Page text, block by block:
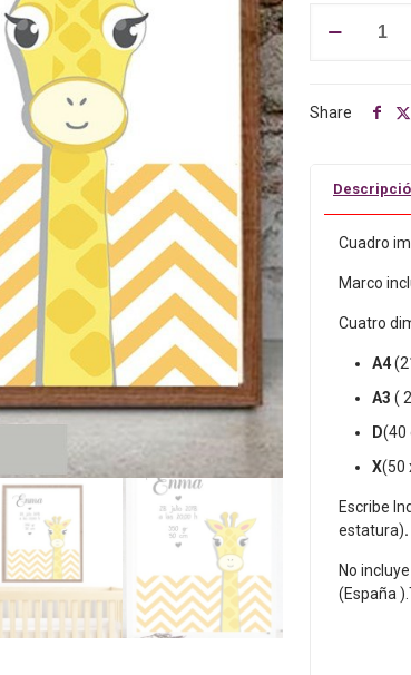
modelo
Share
Cuadro
Marco
Cuatro
A4
A3 (
D(40
X(50
Escribe
estatura).
No
(España